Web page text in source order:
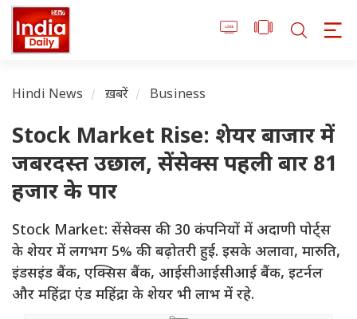
Hindi News ख़बरें Business
Stock Market Rise: शेयर बाजार में
जबरदस्त उछाल, सेंसेक्स पहली बार 81
हजार के पार
Stock Market: सेंसेक्स की 30 कंपनियों में अदाणी पोर्ट्स
के शेयर में लगभग 5% की बढ़ोतरी हुई. इसके अलावा, मारुति,
इंडसइंड बैंक, एक्सिस बैंक, आईसीआईसीआई बैंक, इटर्नल
और महिंद्रा एंड महिंद्रा के शेयर भी लाभ में रहे.